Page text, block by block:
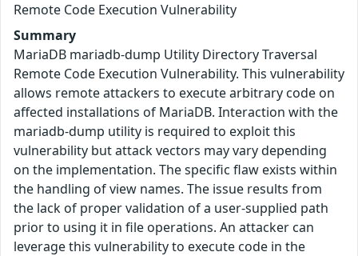
Remote Code Execution Vulnerability
Summary
MariaDB mariadb-dump Utility Directory Traversal
Remote Code Execution Vulnerability. This vulnerability
allows remote attackers to execute arbitrary code on
affected installations of MariaDB. Interaction with the
mariadb-dump utility is required to exploit this
vulnerability but attack vectors may vary depending
on the implementation. The specific flaw exists within
the handling of view names. The issue results from
the lack of proper validation of a user-supplied path
prior to using it in file operations. An attacker can
leverage this vulnerability to execute code in the